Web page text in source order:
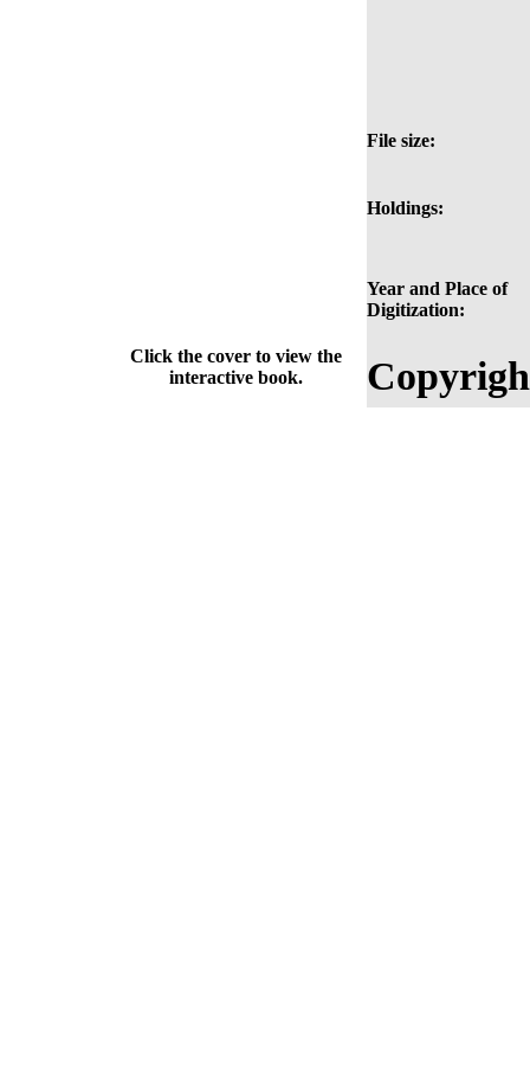
File size:
Holdings:
Year and Place of
Digitization:
Click the cover to view the
interactive book.